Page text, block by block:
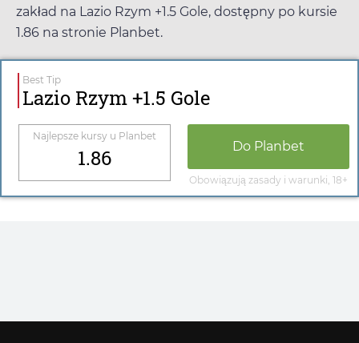
zakład na Lazio Rzym +1.5 Gole, dostępny po kursie
1.86 na stronie Planbet.
Best Tip
Lazio Rzym +1.5 Gole
Najlepsze kursy u Planbet
1.86 Do Planbet
Obowiązują zasady i warunki, 18+